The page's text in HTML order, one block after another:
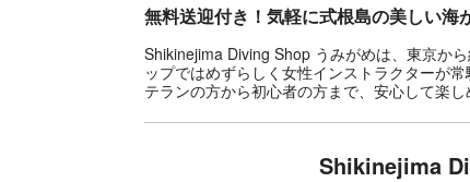
無料送迎付き！気軽に式根島の美しい海
Shikinejima Diving Shop うみがめは、東京か
ップではめずらしく女性インストラクターが
テランの方から初心者の方まで、安心して楽し
Shikinejima